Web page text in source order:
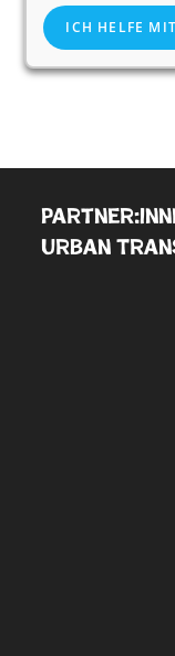
ICH HELFE
Urban